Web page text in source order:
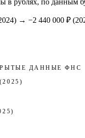
рублях, по данным
) → −2 440 000 ₽
ДАННЫЕ ФНС